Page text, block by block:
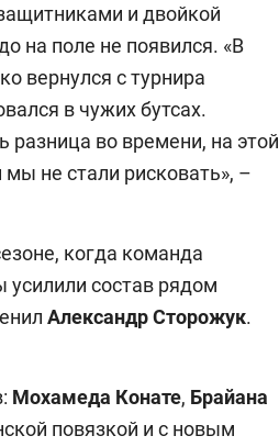
и двойкой
на поле не появился. «В
вернулся с турнира
в чужих бутсах.
разница во времени, на этой
мы не стали рисковать», –
когда команда
усилили состав рядом
Александр Сторожук.
Мохамеда Конате, Брайана
повязкой и с новым